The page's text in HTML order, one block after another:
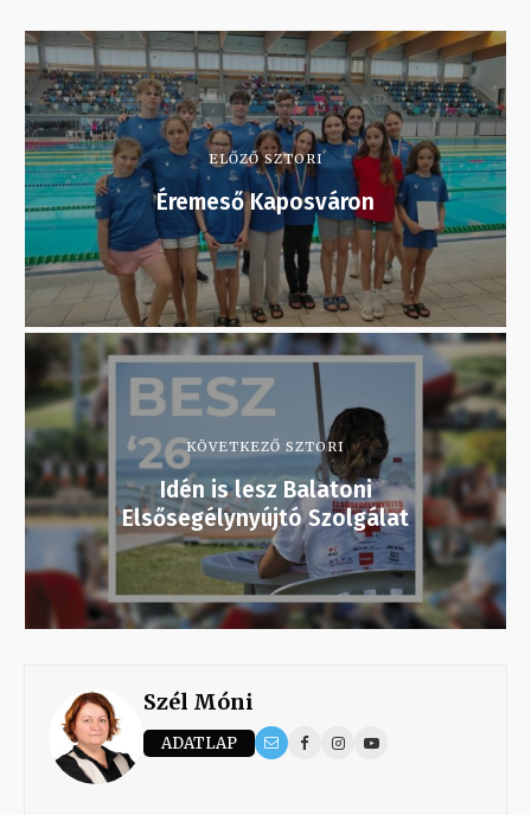
ELŐZŐ SZTORI
Éremeső Kaposváron
KÖVETKEZŐ SZTORI
Idén is lesz Balatoni
Elsősegélynyújtó Szolgálat
Szél Móni
ADATLAP